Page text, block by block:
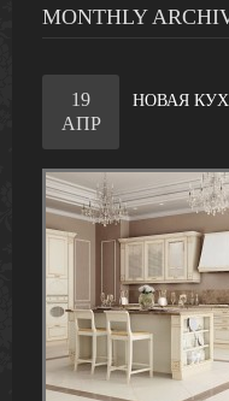
MONTHLY
НОВАЯ
19
АПР